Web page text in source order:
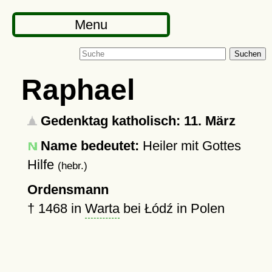
Menu
Suchen
Raphael
Gedenktag katholisch: 11. März
Name bedeutet: Heiler mit Gottes
Hilfe (hebr.)
Ordensmann
† 1468in Wartabei Łódź in Polen